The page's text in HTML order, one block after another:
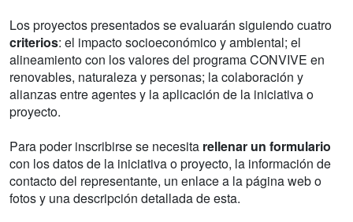
Los proyectos presentados se evaluarán siguiendo cuatro
criterios: el impacto socioeconómico y ambiental; el
alineamiento con los valores del programa CONVIVE en
renovables, naturaleza y personas; la colaboración y
alianzas entre agentes y la aplicación de la iniciativa o
proyecto.
Para poder inscribirse se necesita rellenar un formulario
con los datos de la iniciativa o proyecto, la información de
contacto del representante, un enlace a la página web o
fotos y una descripción detallada de esta.